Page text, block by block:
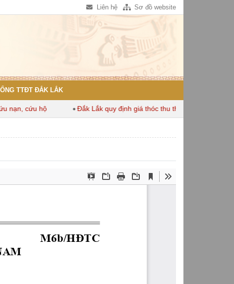
Liên hệ Sơ đồ website
TTĐT ĐẮK LẮK
cứu hộ Đắk Lắk quy định giá thóc thu thuế dùng để tính